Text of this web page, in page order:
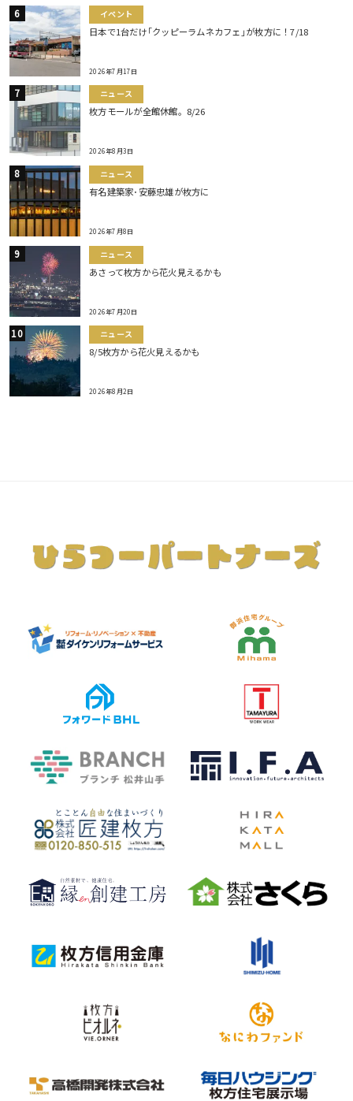
イベント
日本で1台だけ｢クッピーラムネカフェ｣が枚方に！7/18
2026年7月17日
ニュース
枚方モールが全館休館。8/26
2026年8月3日
ニュース
有名建築家･安藤忠雄が枚方に
2026年7月8日
ニュース
あさって枚方から花火見えるかも
2026年7月20日
ニュース
8/5枚方から花火見えるかも
2026年8月2日